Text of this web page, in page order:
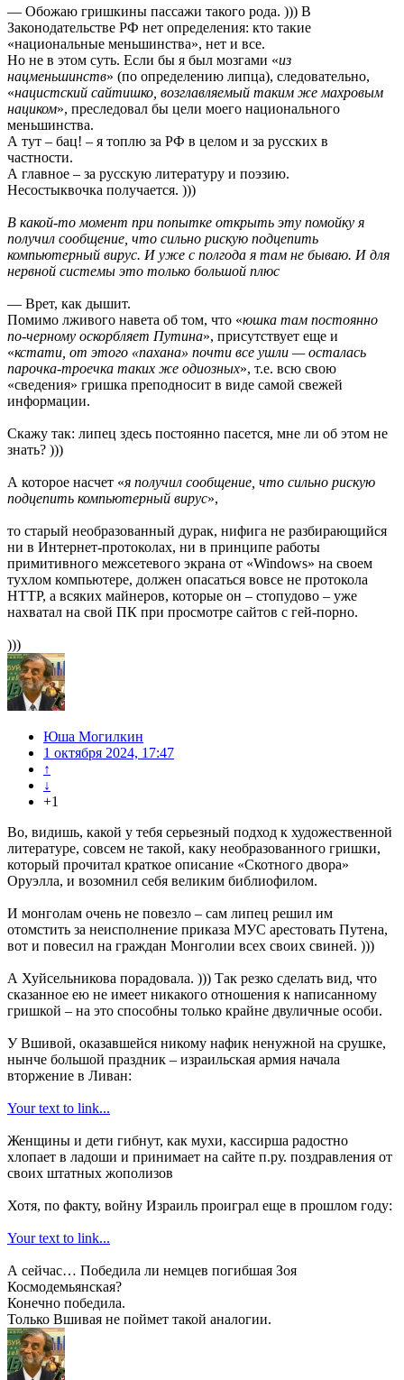
— Обожаю гришкины пассажи такого рода. ))) В
Законодательстве РФ нет определения: кто такие
«национальные меньшинства», нет и все.
Но не в этом суть. Если бы я был мозгами «из
нацменьшинств» (по определению липца), следовательно,
«нацистский сайтишко, возглавляемый таким же махровым
нациком», преследовал бы цели моего национального
меньшинства.
А тут – бац! – я топлю за РФ в целом и за русских в
частности.
А главное – за русскую литературу и поэзию.
Несостыквочка получается. )))
В какой-то момент при попытке открыть эту помойку я
получил сообщение, что сильно рискую подцепить
компьютерный вирус. И уже с полгода я там не бываю. И для
нервной системы это только большой плюс
— Врет, как дышит.
Помимо лживого навета об том, что «юшка там постоянно
по-черному оскорбляет Путина», присутствует еще и
«кстати, от этого «пахана» почти все ушли — осталась
парочка-троечка таких же одиозных», т.е. всю свою
«сведения» гришка преподносит в виде самой свежей
информации.
Скажу так: липец здесь постоянно пасется, мне ли об этом не
знать? )))
А которое насчет «я получил сообщение, что сильно рискую
подцепить компьютерный вирус»,
то старый необразованный дурак, нифига не разбирающийся
ни в Интернет-протоколах, ни в принципе работы
примитивного межсетевого экрана от «Windows» на своем
тухлом компьютере, должен опасаться вовсе не протокола
HTTP, а всяких майнеров, которые он – стопудово – уже
нахватал на свой ПК при просмотре сайтов с гей-порно.
)))
Юша Могилкин
1 октября 2024, 17:47
↑
↓
+1
Во, видишь, какой у тебя серьезный подход к художественной
литературе, совсем не такой, каку необразованного гришки,
который прочитал краткое описание «Скотного двора»
Оруэлла, и возомнил себя великим библиофилом.
И монголам очень не повезло – сам липец решил им
отомстить за неисполнение приказа МУС арестовать Путена,
вот и повесил на граждан Монголии всех своих свиней. )))
А Хуйсельникова порадовала. ))) Так резко сделать вид, что
сказанное ею не имеет никакого отношения к написанному
гришкой – на это способны только крайне двуличные особи.
У Вшивой, оказавшейся никому нафик ненужной на срушке,
нынче большой праздник – израильская армия начала
вторжение в Ливан:
Your text to link...
Женщины и дети гибнут, как мухи, кассирша радостно
хлопает в ладоши и принимает на сайте п.ру. поздравления от
своих штатных жополизов
Хотя, по факту, войну Израиль проиграл еще в прошлом году:
Your text to link...
А сейчас… Победила ли немцев погибшая Зоя
Космодемьянская?
Конечно победила.
Только Вшивая не поймет такой аналогии.